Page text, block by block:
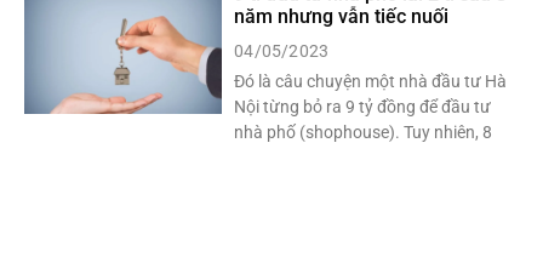
năm nhưng vẫn tiếc nuối
04/05/2023
Đó là câu chuyện một nhà đầu tư Hà
Nội từng bỏ ra 9 tỷ đồng để đầu tư
nhà phố (shophouse). Tuy nhiên, 8